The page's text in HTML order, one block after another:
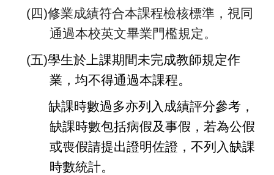
(四)修業成績符合本課程檢核標準，視同
通過本校英文畢業門檻規定。
(五)學生於上課期間未完成教師規定作
業，均不得通過本課程。
缺課時數過多亦列入成績評分參考，
缺課時數包括病假及事假，若為公假
或喪假請提出證明佐證，不列入缺課
時數統計。